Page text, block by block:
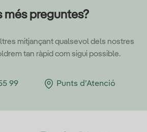
més preguntes?
mitjançant qualsevol dels nostres
tan ràpid com sigui possible.
99 Punts d’Atenció